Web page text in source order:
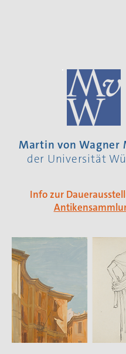
Martin von Wagner
der Universität
Info zur